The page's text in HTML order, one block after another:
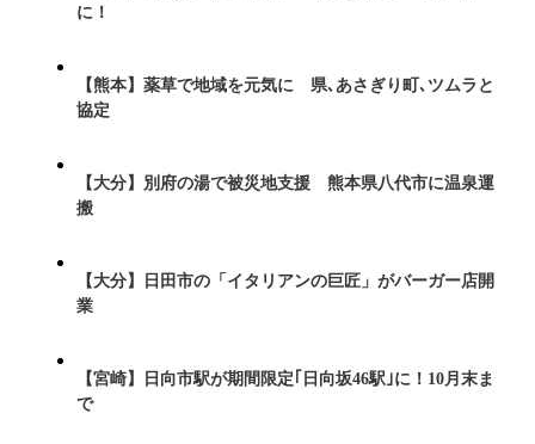
に！
【熊本】薬草で地域を元気に 県､あさぎり町､ツムラと
協定
【大分】別府の湯で被災地支援 熊本県八代市に温泉運
搬
【大分】日田市の「イタリアンの巨匠」がバーガー店開
業
【宮崎】日向市駅が期間限定｢日向坂46駅｣に！10月末ま
で